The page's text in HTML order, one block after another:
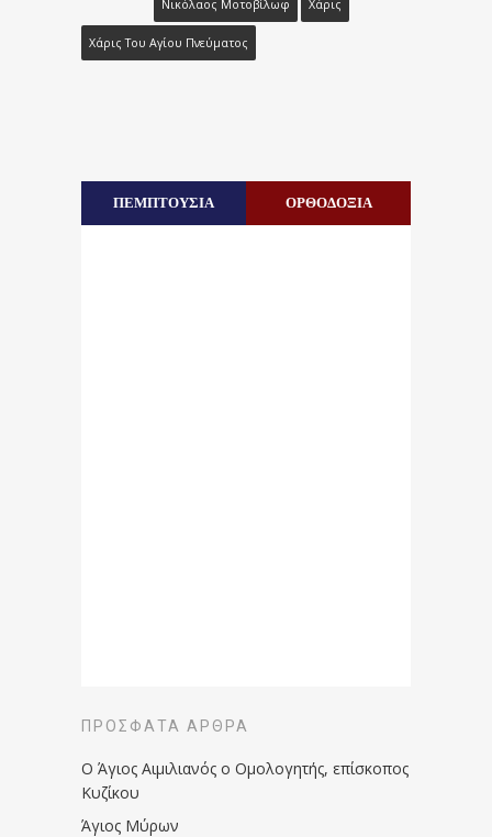
Νικόλαος Μοτοβίλωφ Χάρις
Χάρις Του Αγίου Πνεύματος
ΠΕΜΠΤΟΥΣΙΑ ΟΡΘΟΔΟΞΙΑ
ΠΡΌΣΦΑΤΑ ΆΡΘΡΑ
Ο Άγιος Αιμιλιανός ο Ομολογητής, επίσκοπος
Κυζίκου
Άγιος Μύρων